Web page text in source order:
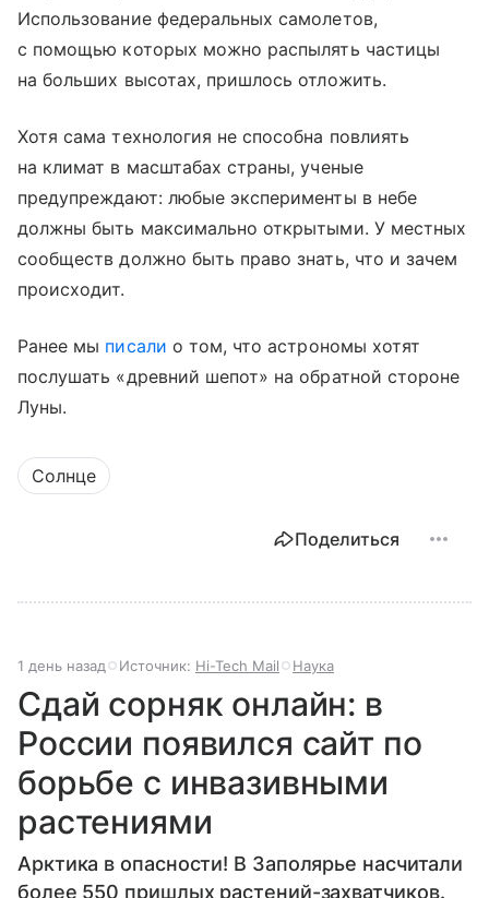
Использование федеральных самолетов,
с помощью которых можно распылять частицы
на больших высотах, пришлось отложить.
Хотя сама технология не способна повлиять
на климат в масштабах страны, ученые
предупреждают: любые эксперименты в небе
должны быть максимально открытыми. У местных
сообществ должно быть право знать, что и зачем
происходит.
Ранее мы писали о том, что астрономы хотят
послушать «древний шепот» на обратной стороне
Луны.
Солнце
Поделиться
1 день назад Источник: Hi-Tech Mail Наука
Сдай сорняк онлайн: в
России появился сайт по
борьбе с инвазивными
растениями
Арктика в опасности! В Заполярье насчитали
более 550 пришлых растений-захватчиков.